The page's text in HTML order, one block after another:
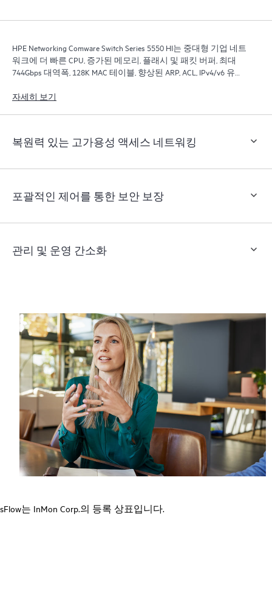
HPE Networking Comware Switch Series 5550 HI는 중대형 기업 네트
워크에 더 빠른 CPU, 증가된 메모리, 플래시 및 패킷 버퍼, 최대
744Gbps 대역폭, 128K MAC 테이블, 향상된 ARP, ACL, IPv4/v6 유니
자세히 보기
복원력 있는 고가용성 액세스 네트워킹
포괄적인 제어를 통한 보안 보장
관리 및 운영 간소화
sFlow는 InMon Corp.의 등록 상표입니다.